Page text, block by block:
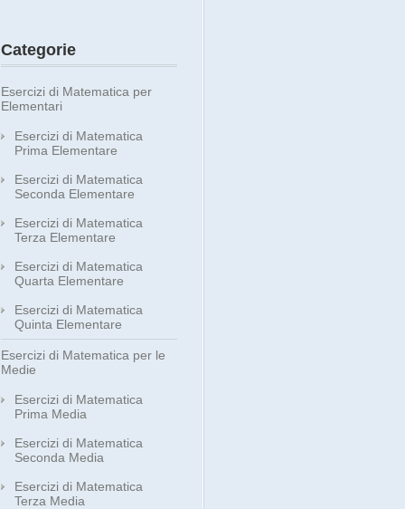
Categorie
Esercizi di Matematica per
Elementari
Esercizi di Matematica
Prima Elementare
Esercizi di Matematica
Seconda Elementare
Esercizi di Matematica
Terza Elementare
Esercizi di Matematica
Quarta Elementare
Esercizi di Matematica
Quinta Elementare
Esercizi di Matematica per le
Medie
Esercizi di Matematica
Prima Media
Esercizi di Matematica
Seconda Media
Esercizi di Matematica
Terza Media